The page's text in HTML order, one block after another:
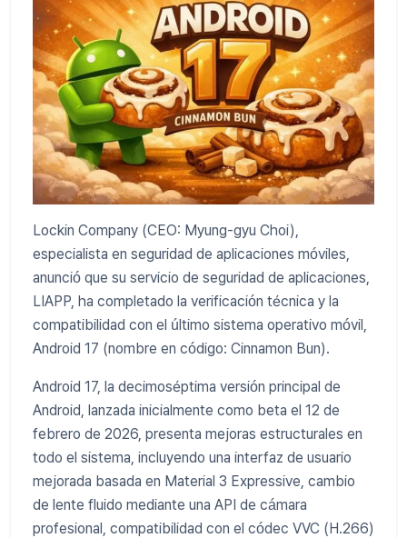
Lockin Company (CEO: Myung-gyu Choi),
especialista en seguridad de aplicaciones móviles,
anunció que su servicio de seguridad de aplicaciones,
LIAPP, ha completado la verificación técnica y la
compatibilidad con el último sistema operativo móvil,
Android 17 (nombre en código: Cinnamon Bun).
Android 17, la decimoséptima versión principal de
Android, lanzada inicialmente como beta el 12 de
febrero de 2026, presenta mejoras estructurales en
todo el sistema, incluyendo una interfaz de usuario
mejorada basada en Material 3 Expressive, cambio
de lente fluido mediante una API de cámara
profesional, compatibilidad con el códec VVC (H.266)